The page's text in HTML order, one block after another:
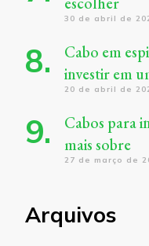
30 de abril de
Cabo em
investir em
20 de abril de
Cabos para
mais sobre
27 de março de
Arquivos